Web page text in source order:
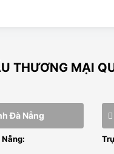
THƯƠNG MẠI
Đà Nẵng